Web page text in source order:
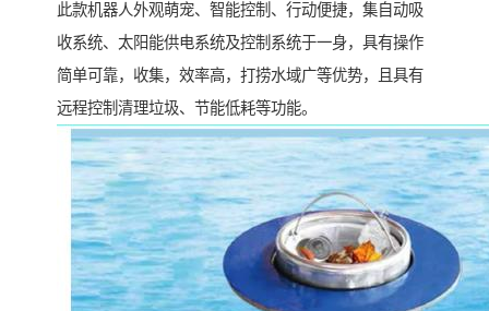
此款机器人外观萌宠、智能控制、行动便捷，集自动吸
收系统、太阳能供电系统及控制系统于一身，具有操作
简单可靠，收集，效率高，打捞水域广等优势，且具有
远程控制清理垃圾、节能低耗等功能。